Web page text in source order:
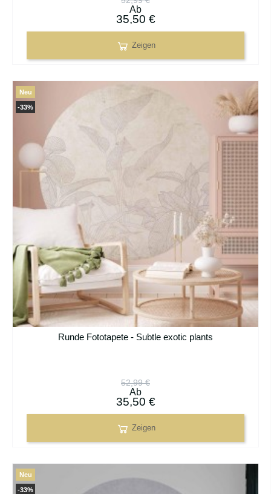
Ab
35,50 €
Zeigen
Runde Fototapete - Subtle exotic plants
52,99 €
Ab
35,50 €
Zeigen
-33%
Neu
-33%
Neu